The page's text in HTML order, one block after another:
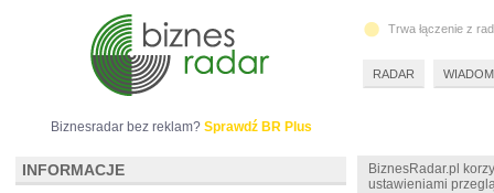
BiznesRadar.pl
ustawieniami
Biznesradar bez reklam? Sprawdź BR Plus
INFORMACJE
Trwa łączenie z
RADAR